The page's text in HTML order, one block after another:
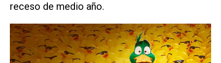
receso de medio año.